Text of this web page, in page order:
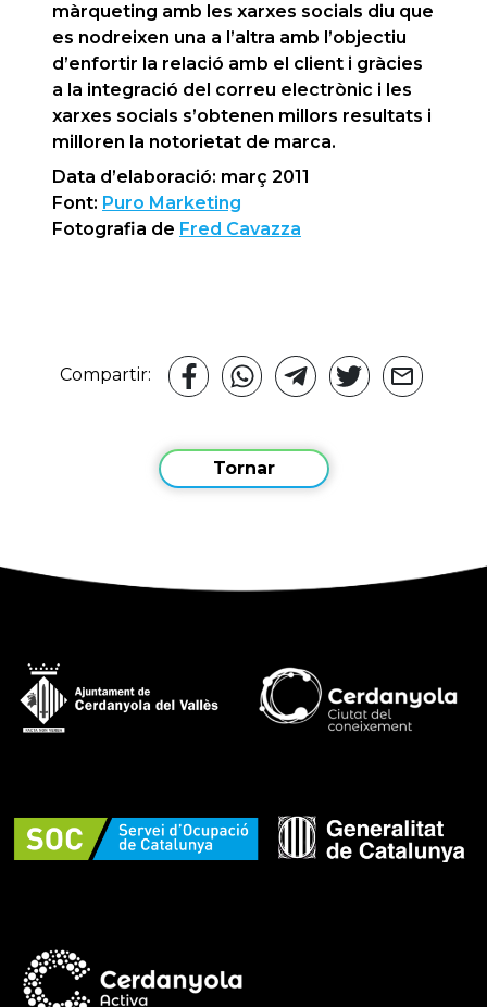
màrqueting amb les xarxes socials diu que
es nodreixen una a l’altra amb l’objectiu
d’enfortir la relació amb el client i gràcies
a la integració del correu electrònic i les
xarxes socials s’obtenen millors resultats i
milloren la notorietat de marca.
Data d’elaboració: març 2011
Font: Puro Marketing
Fotografia de Fred Cavazza
Compartir:
Tornar